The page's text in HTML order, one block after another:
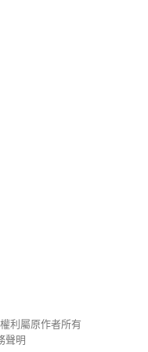
利屬原作者所有
聲明